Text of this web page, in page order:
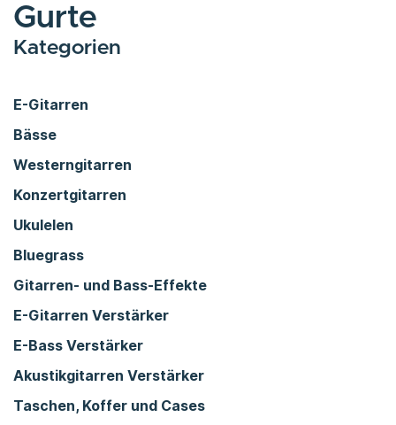
Gurte
Kategorien
E-Gitarren
Bässe
Westerngitarren
Konzertgitarren
Ukulelen
Bluegrass
Gitarren- und Bass-Effekte
E-Gitarren Verstärker
E-Bass Verstärker
Akustikgitarren Verstärker
Taschen, Koffer und Cases